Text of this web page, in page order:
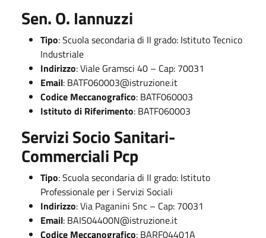
Sen. O. Iannuzzi
Tipo: Scuola secondaria di II grado: Istituto Tecnico
Industriale
Indirizzo: Viale Gramsci 40 – Cap: 70031
Email: BATF060003@istruzione.it
Codice Meccanografico: BATF060003
Istituto di Riferimento: BATF060003
Servizi Socio Sanitari-
Commerciali Pcp
Tipo: Scuola secondaria di II grado: Istituto
Professionale per i Servizi Sociali
Indirizzo: Via Paganini Snc – Cap: 70031
Email: BAIS04400N@istruzione.it
Codice Meccanografico: BARF04401A